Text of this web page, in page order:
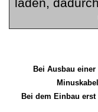
Bei Ausbau
Bei dem Einbau